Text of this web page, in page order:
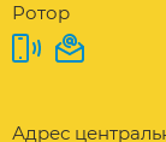
Ротор
Адрес